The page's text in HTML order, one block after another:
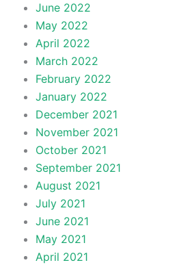
June 2022
May 2022
April 2022
March 2022
February 2022
January 2022
December 2021
November 2021
October 2021
September 2021
August 2021
July 2021
June 2021
May 2021
April 2021